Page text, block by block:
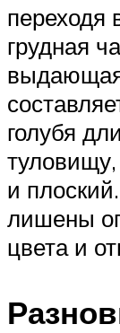
переходя
грудная
голубя
туловищу,
и
лишены
цвета и